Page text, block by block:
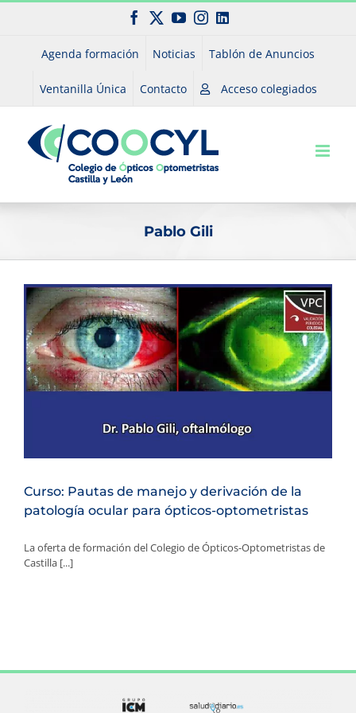
Saltar
Facebook
X YouTubeInstagram
LinkedIn
Agenda formación Noticias Tablón de Anuncios
Ventanilla Única Contacto Acceso colegiados
Pablo Gili
Curso: Pautas de manejo y derivación de la
patología ocular para ópticos-optometristas
La oferta de formación del Colegio de Ópticos-Optometristas de
Castilla [...]